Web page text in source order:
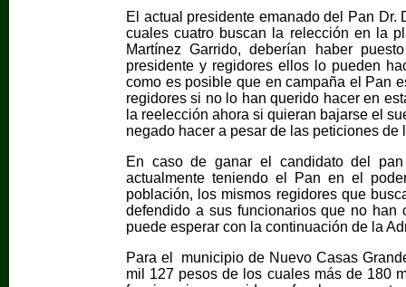
El actual presidente emanado del Pan
cuales cuatro buscan la relección en la
Martínez Garrido, deberían haber
presidente y regidores ellos lo pueden
como es posible que en campaña el Pan
regidores si no lo han querido hacer en
la reelección ahora si quieran bajarse el
negado hacer a pesar de las peticiones de
En caso de ganar el candidato del
actualmente teniendo el Pan en el
población, los mismos regidores que
defendido a sus funcionarios que no
puede esperar con la continuación de la
Para el municipio de Nuevo Casas
mil 127 pesos de los cuales más de 180